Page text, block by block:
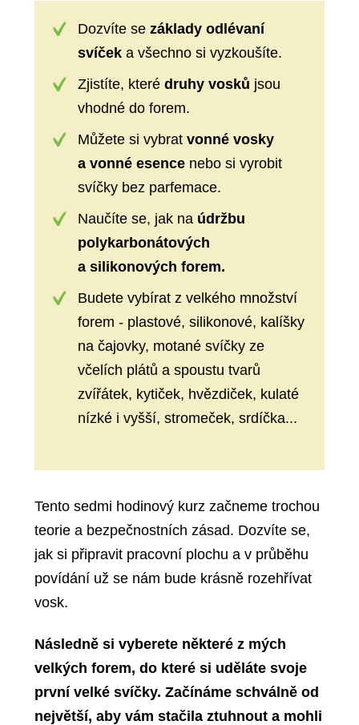
Dozvíte sezáklady odlévaní
svíček a všechno si vyzkoušíte.
Zjistíte, kterédruhy vosků jsou
vhodné do forem.
Můžete si vybrat vonné vosky
a vonné esence nebo si vyrobit
svíčky bez parfemace.
Naučíte se, jak na údržbu
polykarbonátových
a silikonových forem.
Budete vybírat z velkého množství
forem - plastové, silikonové, kalíšky
na čajovky, motané svíčky ze
včelích plátů a spoustu tvarů
zvířátek, kytiček, hvězdiček, kulaté
nízké i vyšší, stromeček, srdíčka...
Tento sedmi hodinový kurz začneme trochou
teorie a bezpečnostních zásad. Dozvíte se,
jak si připravit pracovní plochu a v průběhu
povídání už se nám bude krásně rozehřívat
vosk.
Následně si vyberete některé z mých
velkých forem, do které si uděláte svoje
první velké svíčky. Začínáme schválně od
největší, aby vám stačila ztuhnout a mohli